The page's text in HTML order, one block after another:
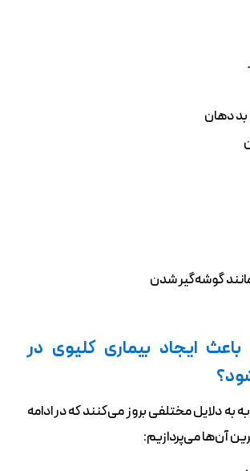
دهان
گوشه‌گیر شدن
ایجاد بیماری کلیوی در
به دلایل مختلفی بروز می‌کنند که در ادامه
آن‌ها می‌پردازیم: